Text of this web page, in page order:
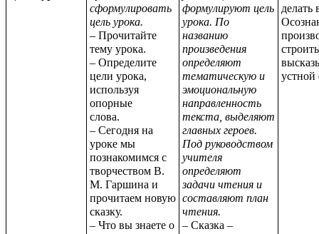
сформулировать
цель урока.
– Прочитайте
тему урока.
– Определите
цели урока,
используя
опорные
слова.
– Сегодня на
уроке мы
познакомимся с
творчеством В.
М. Гаршина и
прочитаем новую
сказку.
– Что вы знаете о
формулируют цель
урока. По
названию
произведения
определяют
тематическую и
эмоциональную
направленность
текста, выделяют
главных героев.
Под руководством
учителя
определяют
задачи чтения и
составляют план
чтения.
– Сказка –
делать